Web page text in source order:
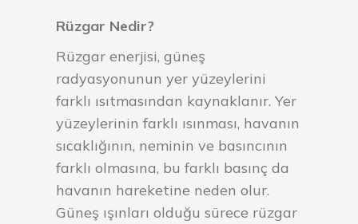
Rüzgar Nedir?
Rüzgar enerjisi, güneş
radyasyonunun yer yüzeylerini
farklı ısıtmasından kaynaklanır. Yer
yüzeylerinin farklı ısınması, havanın
sıcaklığının, neminin ve basıncının
farklı olmasına, bu farklı basınç da
havanın hareketine neden olur.
Güneş ışınları olduğu sürece rüzgar